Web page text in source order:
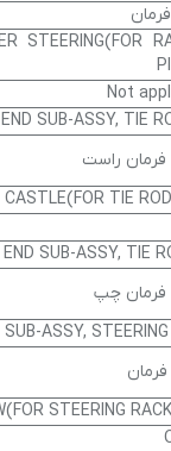
STEERING(FOR
Not
END SUB-ASSY, TIE
راست
CASTLE(FOR TIE
END SUB-ASSY, TIE
چپ
SUB-ASSY,
STEERING